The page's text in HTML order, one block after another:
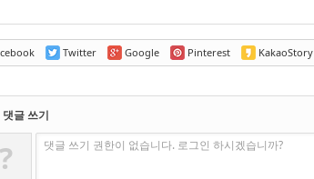
Twitter Google Pinterest KakaoStory
댓글 쓰기
? 댓글 쓰기 권한이 없습니다. 로그인 하시겠습니까?